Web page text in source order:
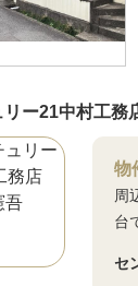
リー21中村工務
物
周
台
セ